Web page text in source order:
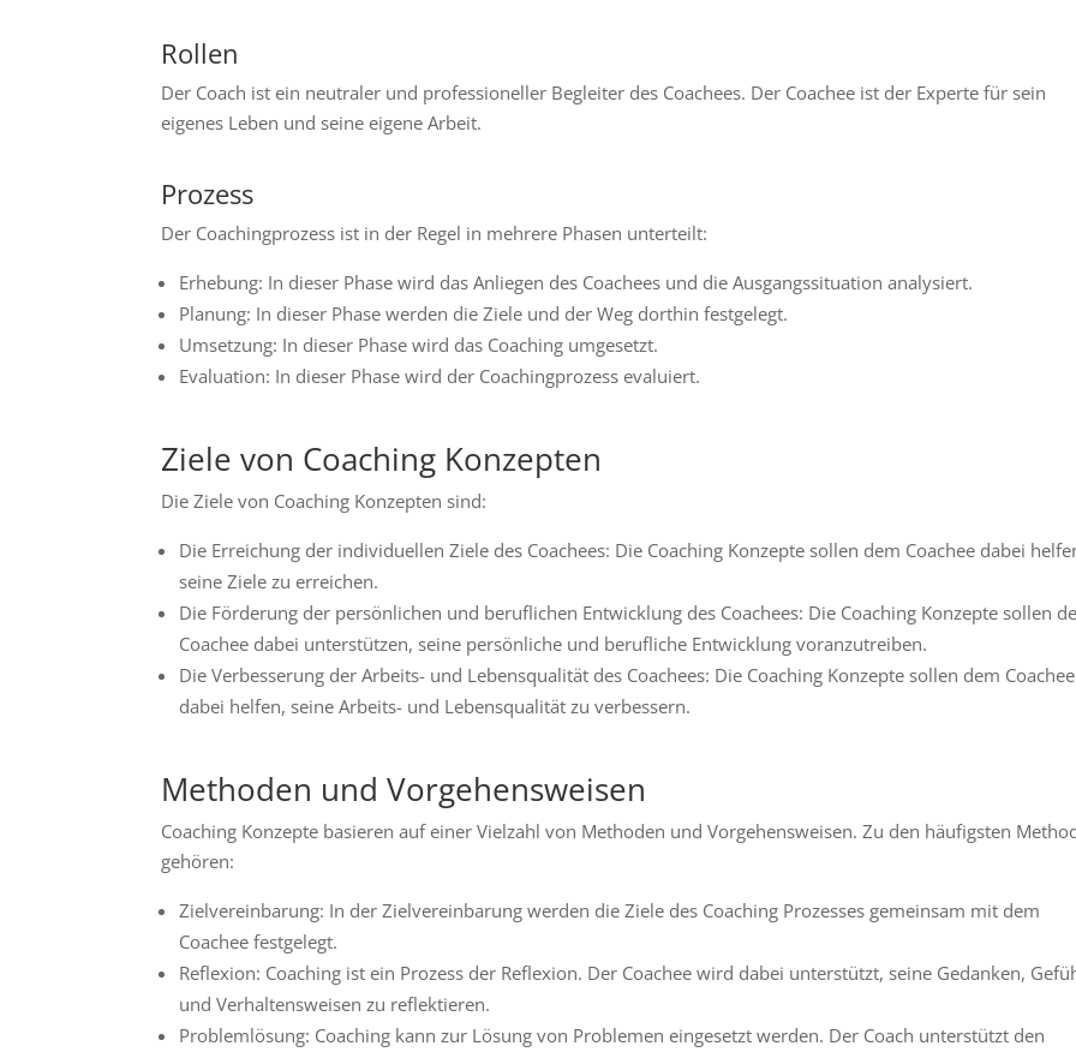
Rollen
Der Coach ist ein neutraler und professioneller Begleiter des Coachees. Der Coachee ist der Experte für sein
eigenes Leben und seine eigene Arbeit.
Prozess
Der Coachingprozess ist in der Regel in mehrere Phasen unterteilt:
Erhebung: In dieser Phase wird das Anliegen des Coachees und die Ausgangssituation analysiert.
Planung: In dieser Phase werden die Ziele und der Weg dorthin festgelegt.
Umsetzung: In dieser Phase wird das Coaching umgesetzt.
Evaluation: In dieser Phase wird der Coachingprozess evaluiert.
Ziele von Coaching Konzepten
Die Ziele von Coaching Konzepten sind:
Die Erreichung der individuellen Ziele des Coachees: Die Coaching Konzepte sollen dem Coachee dabei
seine Ziele zu erreichen.
Die Förderung der persönlichen und beruflichen Entwicklung des Coachees: Die Coaching Konzepte sollen
Coachee dabei unterstützen, seine persönliche und berufliche Entwicklung voranzutreiben.
Die Verbesserung der Arbeits- und Lebensqualität des Coachees: Die Coaching Konzepte sollen dem Coachee
dabei helfen, seine Arbeits- und Lebensqualität zu verbessern.
Methoden und Vorgehensweisen
Coaching Konzepte basieren auf einer Vielzahl von Methoden und Vorgehensweisen. Zu den häufigsten
gehören:
Zielvereinbarung: In der Zielvereinbarung werden die Ziele des Coaching Prozesses gemeinsam mit dem
Coachee festgelegt.
Reflexion: Coaching ist ein Prozess der Reflexion. Der Coachee wird dabei unterstützt, seine Gedanken,
und Verhaltensweisen zu reflektieren.
Problemlösung: Coaching kann zur Lösung von Problemen eingesetzt werden. Der Coach unterstützt den